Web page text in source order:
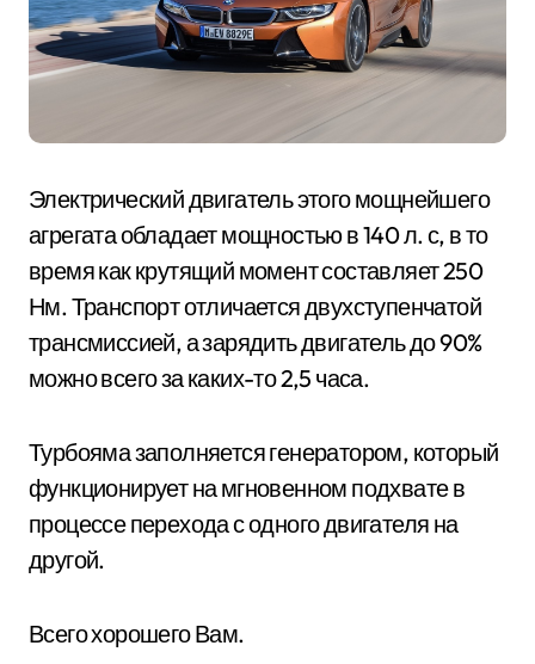
Электрический двигатель этого мощнейшего
агрегата обладает мощностью в 140 л. с, в то
время как крутящий момент составляет 250
Нм. Транспорт отличается двухступенчатой
трансмиссией, а зарядить двигатель до 90%
можно всего за каких-то 2,5 часа.
Турбояма заполняется генератором, который
функционирует на мгновенном подхвате в
процессе перехода с одного двигателя на
другой.
Всего хорошего Вам.